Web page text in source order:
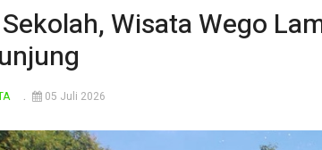
Wisata Wego
05 Juli 2026